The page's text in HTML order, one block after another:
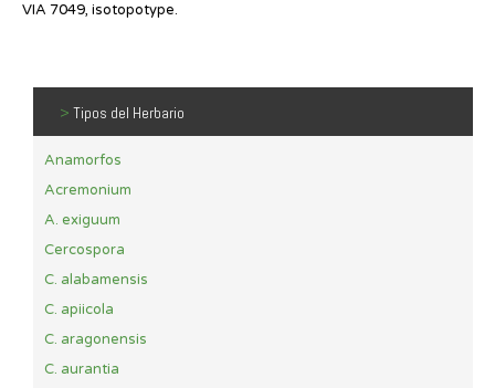
VIA 7049, isotopotype.
> Tipos del Herbario
Anamorfos
Acremonium
A. exiguum
Cercospora
C. alabamensis
C. apiicola
C. aragonensis
C. aurantia